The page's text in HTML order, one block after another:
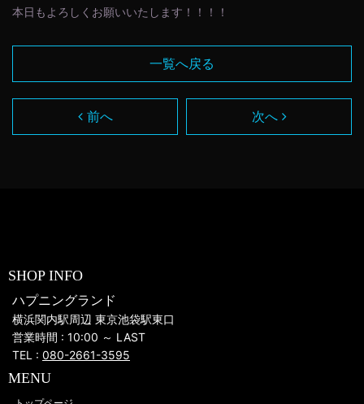
本日もよろしくお願いいたします！！！！
前へ
一覧へ戻る
次へ
SHOP INFO
ハプニングランド
横浜関内駅周辺 東京池袋駅東口
営業時間 : 10:00 ～ LAST
TEL : 080-2661-3595
MENU